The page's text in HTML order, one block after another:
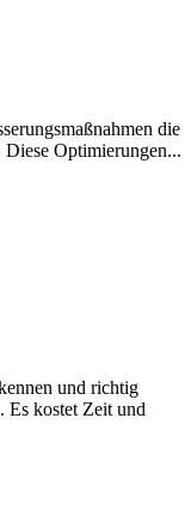
die
Optimierungen...
und richtig
Es kostet Zeit und